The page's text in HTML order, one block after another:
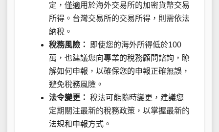
定，僅適用於海外交易所的加密貨幣交易
所得。台灣交易所的交易所得，則需依法
納稅。
稅務風險：
即使您的海外所得低於100
萬，也建議您向專業的稅務顧問諮詢，瞭
解如何申報，以確保您的申報正確無誤，
避免稅務風險。
法令變更： 稅法可能隨時變更，建議您
定期關注最新的稅務政策，以掌握最新的
法規和申報方式。